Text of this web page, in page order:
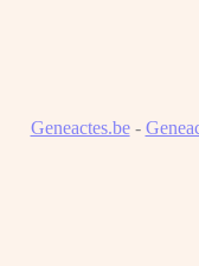
Geneactes.be-